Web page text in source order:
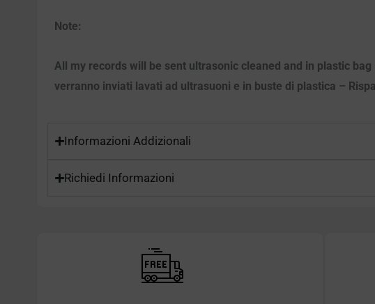
Note:
All my records will be sent ultrasonic cleaned and in plastic
verranno inviati lavati ad ultrasuoni e in buste di plastica –
Informazioni Addizionali
Richiedi Informazioni